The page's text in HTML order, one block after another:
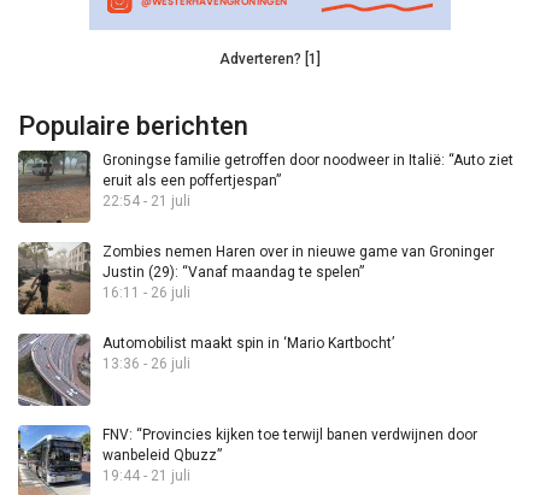
Adverteren? [1]
Populaire berichten
Groningse familie getroffen door noodweer in Italië: “Auto ziet
eruit als een poffertjespan”
22:54 - 21 juli
Zombies nemen Haren over in nieuwe game van Groninger
Justin (29): “Vanaf maandag te spelen”
16:11 - 26 juli
Automobilist maakt spin in ‘Mario Kartbocht’
13:36 - 26 juli
FNV: “Provincies kijken toe terwijl banen verdwijnen door
wanbeleid Qbuzz”
19:44 - 21 juli